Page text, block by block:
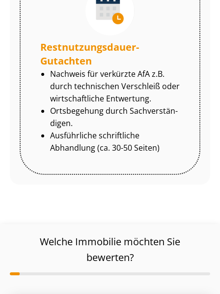
Rest­nut­zungs­dau­er-
Gutachten
Nachweis für verkürzte AfA z.B.
durch technischen Verschleiß oder
wirtschaftliche Entwertung.
Ortsbegehung durch Sach­ver­stän­
di­gen.
Ausführliche schriftliche
Abhandlung (ca. 30-50 Seiten)
Welche Immobilie möchten Sie
bewerten?